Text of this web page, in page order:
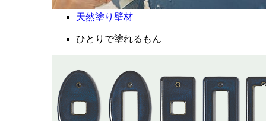
天然塗り壁材
ひとりで塗れるもん